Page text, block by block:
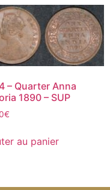
– Quarter Anna
1890 – SUP
€
au panier